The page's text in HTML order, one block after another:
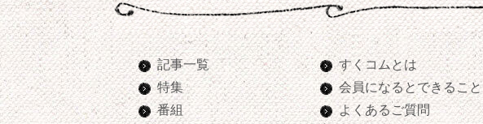
記事一覧
特集
番組
すくコムとは
会員になるとできること
よくあるご質問